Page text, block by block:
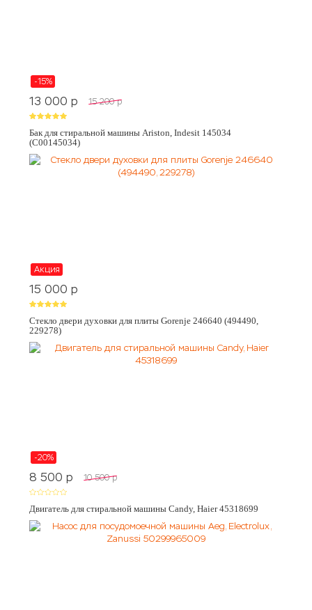
-15%
13 000 p 15 200 p
Бак для стиральной машины Ariston, Indesit 145034
(C00145034)
Акция
15 000 p
Стекло двери духовки для плиты Gorenje 246640 (494490,
229278)
-20%
8 500 p 10 500 p
Двигатель для стиральной машины Candy, Haier 45318699